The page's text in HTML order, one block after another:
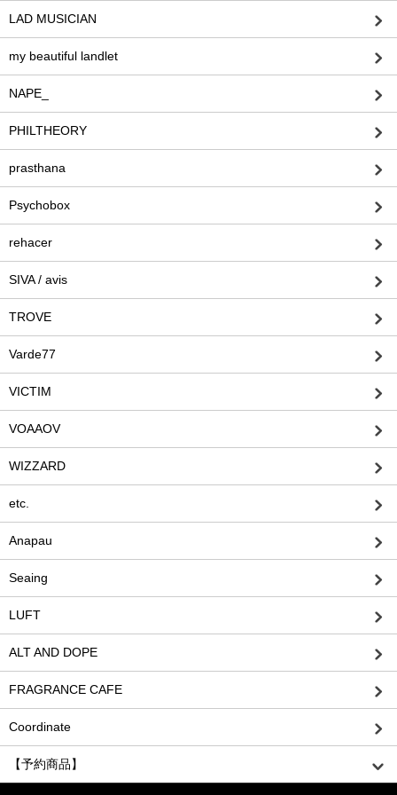
LAD MUSICIAN
my beautiful landlet
NAPE_
PHILTHEORY
prasthana
Psychobox
rehacer
SIVA / avis
TROVE
Varde77
VICTIM
VOAAOV
WIZZARD
etc.
Anapau
Seaing
LUFT
ALT AND DOPE
FRAGRANCE CAFE
Coordinate
【予約商品】